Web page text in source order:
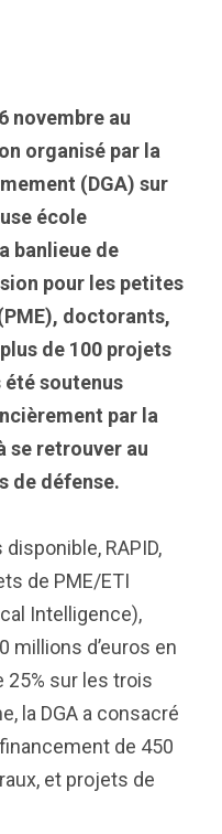
novembre au
organisé par la
(DGA) sur
école
banlieue de
pour les petites
doctorants,
de 100 projets
soutenus
par la
se retrouver au
de défense.
RAPID,
de PME/ETI
Intelligence),
millions d’euros en
25% sur les trois
la DGA a consacré
de 450
et projets de